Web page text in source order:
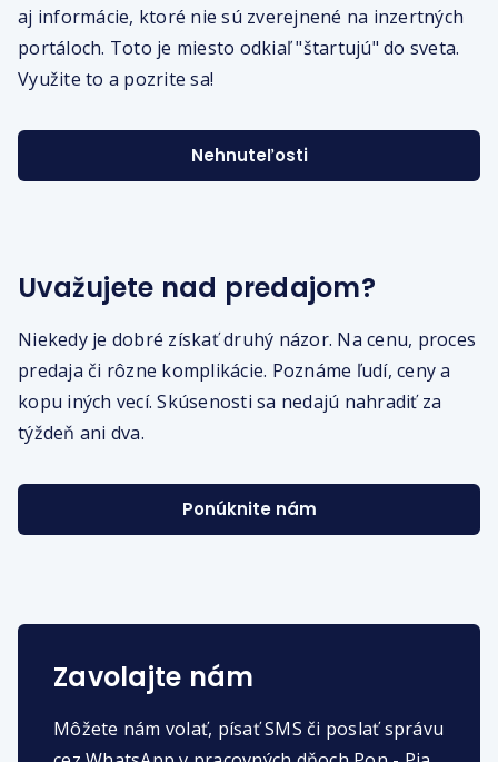
aj informácie, ktoré nie sú zverejnené na inzertných
portáloch. Toto je miesto odkiaľ "štartujú" do sveta.
Využite to a pozrite sa!
Nehnuteľosti
Uvažujete nad predajom?
Niekedy je dobré získať druhý názor. Na cenu, proces
predaja či rôzne komplikácie. Poznáme ľudí, ceny a
kopu iných vecí. Skúsenosti sa nedajú nahradiť za
týždeň ani dva.
Ponúknite nám
Zavolajte nám
Môžete nám volať, písať SMS či poslať správu